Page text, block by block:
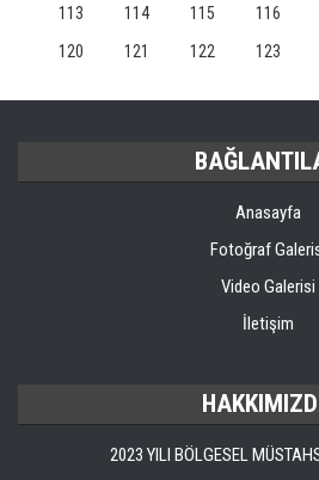
113
114 115 116
120
121 122 123
Anasayfa
Fotoğraf
Video Galerisi
İletişim
2023 YILI BÖLGESEL